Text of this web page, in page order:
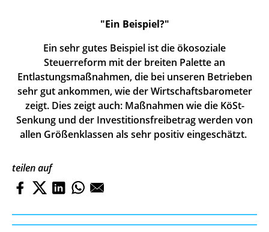
"Ein Beispiel?"
Ein sehr gutes Beispiel ist die ökosoziale
Steuerreform mit der breiten Palette an
Entlastungsmaßnahmen, die bei unseren Betrieben
sehr gut ankommen, wie der Wirtschaftsbarometer
zeigt. Dies zeigt auch: Maßnahmen wie die KöSt-
Senkung und der Investitionsfreibetrag werden von
allen Größenklassen als sehr positiv eingeschätzt.
teilen auf